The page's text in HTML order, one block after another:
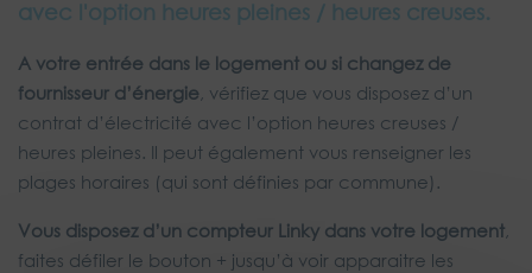
avec l'option heures pleines / heures creuses.
A votre entrée dans le logement ou si changez de
fournisseur d’énergie, vérifiez que vous disposez d’un
contrat d’électricité avec l’option heures creuses /
heures pleines. Il peut également vous renseigner les
plages horaires (qui sont définies par commune).
Vous disposez d’un compteur Linky dans votre logement,
faites défiler le bouton + jusqu’à voir apparaitre les